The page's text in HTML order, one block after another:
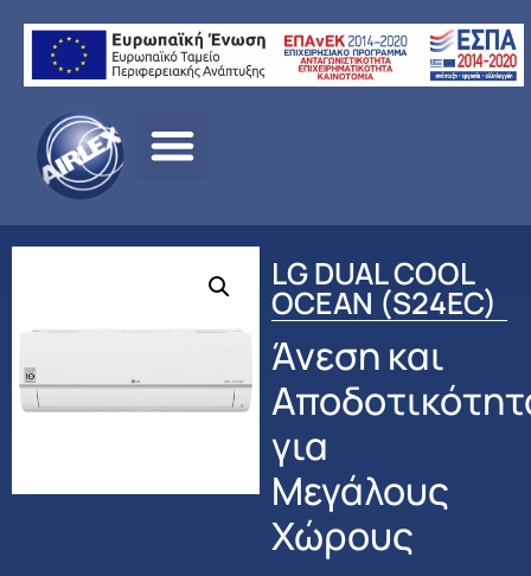
σελίδα/ΠΡΟΪΟΝΤΑ
LG DUAL COOL
OCEAN (S24EC)
Άνεση και
για
Μεγάλους
Χώρους